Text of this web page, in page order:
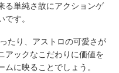
る単純さ故にアクションゲ
す。
たり、アストロの可愛さが
アックなこだわりに価値を
に映ることでしょう。